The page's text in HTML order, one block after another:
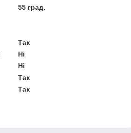
55 град.
Так
Ні
Ні
Так
Так